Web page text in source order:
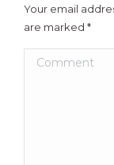
Your email
are marked *
Comment